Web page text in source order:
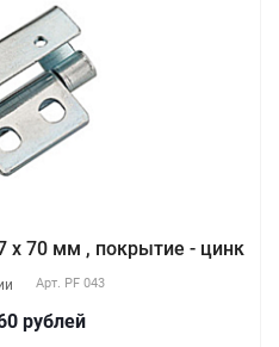
х 70 мм , покрытие - цинк
Арт. PF 043
рублей